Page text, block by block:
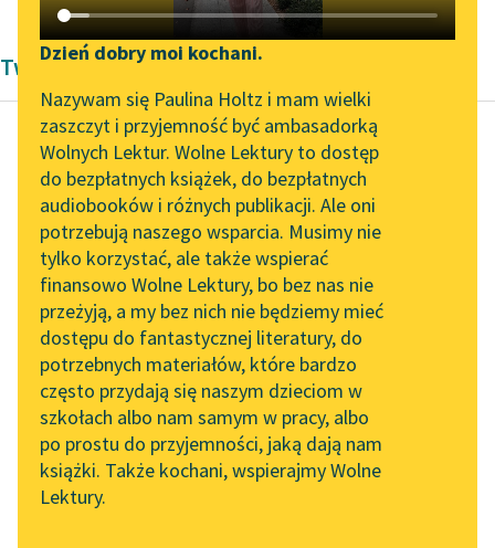
Katalog DAISY
Podkasty o książkach
Zgłoś brak utworu
Aktualności
„Prokurator Alicja Horn”
do słuchania
Byliśmy częścią AI Impact
Lab
Zapraszamy na spotkanie
online z tłumaczkami
literatury skandynawskiej
Spotkanie z Katarzyną
Tunkiel w Oslo
102. lata temu zmarł
Joseph Conrad
Narzędzia
Mapa Wolnych Lektur
Leśmianator
Przewodnik dla piszących i
czytających
API
OAI-PMH
Widget Wolnych Lektur
Przypisy
Dzień dobry moi kochani.
Nazywam się Paulina Holtz i mam wielki
zaszczyt i przyjemność być ambasadorką
Wolnych Lektur. Wolne Lektury to dostęp
do bezpłatnych książek, do bezpłatnych
audiobooków i różnych publikacji. Ale oni
potrzebują naszego wsparcia. Musimy nie
tylko korzystać, ale także wspierać
finansowo Wolne Lektury, bo bez nas nie
przeżyją, a my bez nich nie będziemy mieć
dostępu do fantastycznej literatury, do
potrzebnych materiałów, które bardzo
często przydają się naszym dzieciom w
szkołach albo nam samym w pracy, albo
po prostu do przyjemności, jaką dają nam
książki. Także kochani, wspierajmy Wolne
Lektury.
Twórczość Romana Jaworskiego
Roman Jaworski
Wesele hrabiego
Orgaza
…Bywało, nad rankiem
powraca Igor ze
szkliwem wilgotnym w
wypłukanych oczach i
chwiejny na nogach...
Czytaj więcej